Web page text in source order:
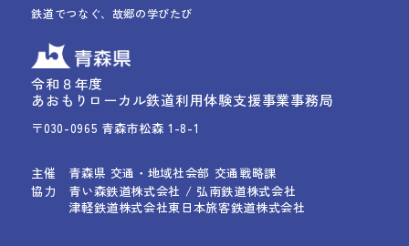
鉄道でつなぐ、故郷の学びたび
令和８年度
あおもりローカル鉄道利用体験支援事業事務局
〒030-0965 青森市松森 1-8-1
主催
青森県 交通・地域社会部 交通戦略課
協力
青い森鉄道株式会社 / 弘南鉄道株式会社
津軽鉄道株式会社東日本旅客鉄道株式会社